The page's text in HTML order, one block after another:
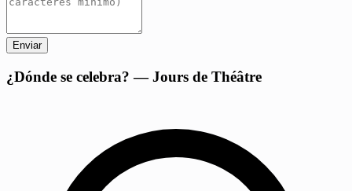
Enviar
¿Dónde se celebra? — Jours de Théâtre